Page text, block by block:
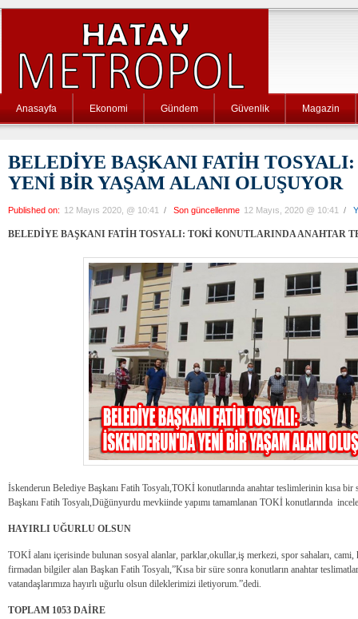
Anasayfa Ekonomi Gündem Güvenlik Magazin
BELEDİYE BAŞKANI FATİH TOSYALI:
YENİ BİR YAŞAM ALANI OLUŞUYOR
Published on: 12 Mayıs 2020, @ 10:41 / Son güncellenme 12 Mayıs, 2020 @ 10:41 /
BELEDİYE BAŞKANI FATİH TOSYALI: TOKİ KONUTLARINDA ANAHTAR
İskenderun Belediye Başkanı Fatih Tosyalı,TOKİ konutlarında anahtar teslimlerinin kısa bir
Başkanı Fatih Tosyalı,Düğünyurdu mevkiinde yapımı tamamlanan TOKİ konutlarında
HAYIRLI UĞURLU OLSUN
TOKİ alanı içerisinde bulunan sosyal alanlar, parklar,okullar,iş merkezi, spor sahaları,
firmadan bilgiler alan Başkan Fatih Tosyalı,”Kısa bir süre sonra konutların anahtar
vatandaşlarımıza hayırlı uğurlu olsun dileklerimizi iletiyorum.”dedi.
TOPLAM 1053 DAİRE